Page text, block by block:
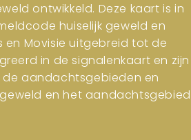
ontwikkeld. Deze kaart is in
huiselijk geweld en
en Movisie uitgebreid tot de
in de signalenkaart en zijn
de aandachtsgebieden en
en het aandachtsgebied